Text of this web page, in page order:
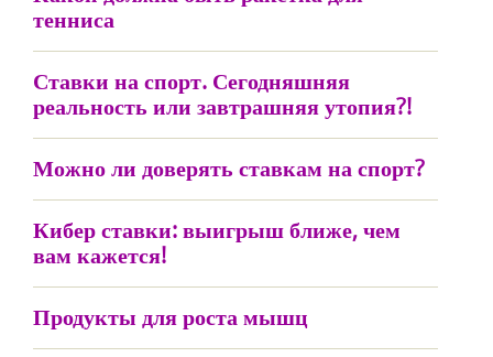
тенниса
Ставки на спорт. Сегодняшняя
реальность или завтрашняя утопия?!
Можно ли доверять ставкам на спорт?
Кибер ставки: выигрыш ближе, чем
вам кажется!
Продукты для роста мышц